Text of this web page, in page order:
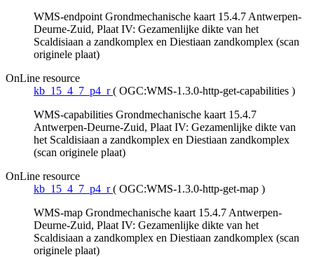
WMS-endpoint Grondmechanische kaart 15.4.7 Antwerpen-
Deurne-Zuid, Plaat IV: Gezamenlijke dikte van het
Scaldisiaan a zandkomplex en Diestiaan zandkomplex (scan
originele plaat)
OnLine resource
kb_15_4_7_p4_r ( OGC:WMS-1.3.0-http-get-capabilities )
WMS-capabilities Grondmechanische kaart 15.4.7
Antwerpen-Deurne-Zuid, Plaat IV: Gezamenlijke dikte van
het Scaldisiaan a zandkomplex en Diestiaan zandkomplex
(scan originele plaat)
OnLine resource
kb_15_4_7_p4_r ( OGC:WMS-1.3.0-http-get-map )
WMS-map Grondmechanische kaart 15.4.7 Antwerpen-
Deurne-Zuid, Plaat IV: Gezamenlijke dikte van het
Scaldisiaan a zandkomplex en Diestiaan zandkomplex (scan
originele plaat)